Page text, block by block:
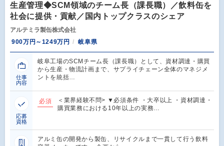
生産管理◆SCM領域のチーム長（課長職）／飲料缶を
社会に提供・貢献／国内トップクラスのシェア
アルテミラ製缶株式会社
900万円～1249万円
岐阜県
仕事
内容
岐阜工場のSCMチーム長（課長職）として、資材調達・購買
から生産・物流計画まで、サプライチェーン全体のマネジメ
ントを統括…
応募
資格
必須
＜業界経験不問> ▼必須条件 ・大卒以上 ・資材調達・
購買業務における10年以上の実務…
アルミ缶の開発から製缶、リサイクルまで一貫して行う飲料